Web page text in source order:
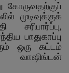
கோருவதற்குப்
முடிவுக்குக்
சரிபார்ப்பு,
பாதுகாப்பு
ஒரு கட்டம்